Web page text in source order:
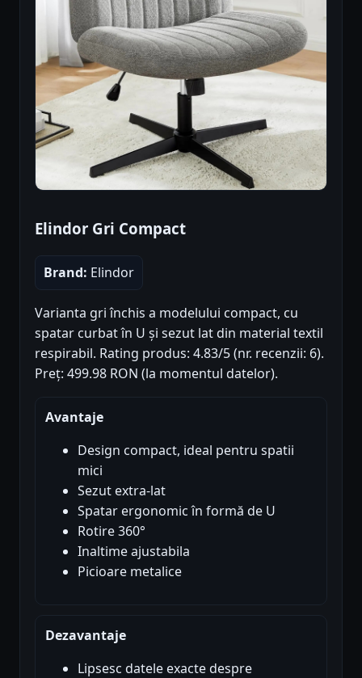
Elindor Gri Compact
Brand: Elindor
Varianta gri închis a modelului compact, cu
spatar curbat în U și sezut lat din material textil
respirabil. Rating produs: 4.83/5 (nr. recenzii: 6).
Preț: 499.98 RON (la momentul datelor).
Avantaje
Design compact, ideal pentru spatii
mici
Sezut extra-lat
Spatar ergonomic în formă de U
Rotire 360°
Inaltime ajustabila
Picioare metalice
Dezavantaje
Lipsesc datele exacte despre